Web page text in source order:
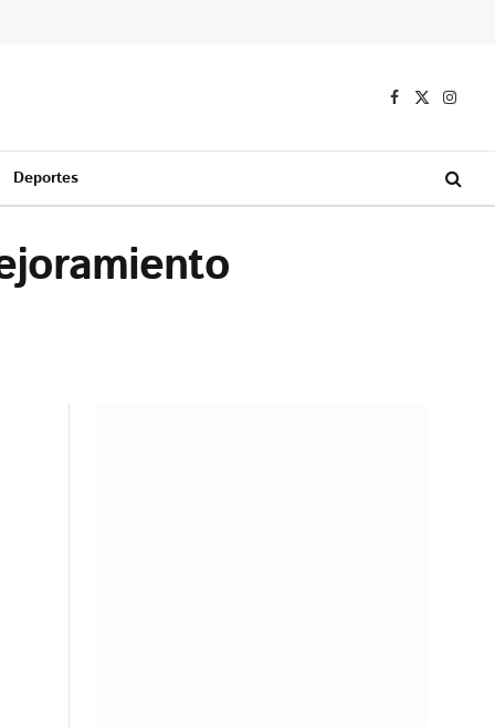
Facebook
X
Deportes